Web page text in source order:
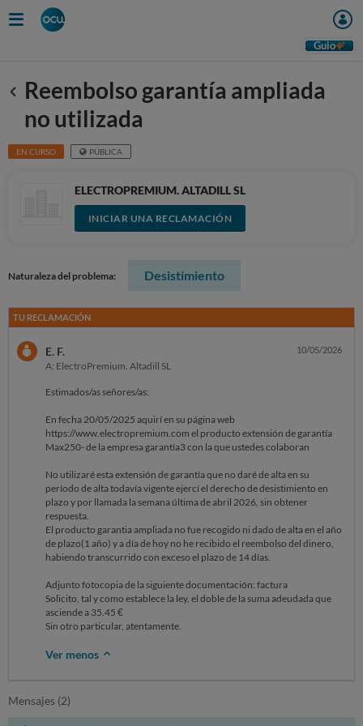
Guio
Anterior
Reembolso garantía ampliada
no utilizada
EN CURSO PÚBLICA
ELECTROPREMIUM. ALTADILL SL
INICIAR UNA RECLAMACIÓN
Naturaleza del problema: Desistimiento
TU RECLAMACIÓN
E. F.
A: ElectroPremium. Altadill SL
10/05/2026
Estimados/as señores/as:
En fecha 20/05/2025 aquirí en su página web
https://www.electropremium.com el producto extensión de garantía
Max250- de la empresa garantía3 con la que ustedes colaboran
No utilizaré esta extensión de garantía que no daré de alta en su
período de alta todavía vigente ejercí el derecho de desistimiento en
plazo y por llamada la semana última de abril 2026, sin obtener
respuesta.
El producto garantia ampliada no fue recogido ni dado de alta en el año
de plazo(1 año) y a día de hoy no he recibido el reembolso del dinero,
habiendo transcurrido con exceso el plazo de 14 días.
Adjunto fotocopia de la siguiente documentación: factura
Solicito, tal y como establece la ley, el doble de la suma adeudada que
asciende a 35.45 €
Sin otro particular, atentamente.
Ver menos
Mensajes (2)